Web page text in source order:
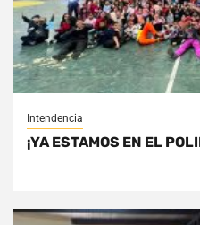
Intendencia
¡YA ESTAMOS EN EL